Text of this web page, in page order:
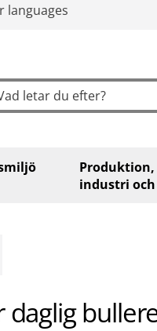
languages
Produktion,
industri
daglig